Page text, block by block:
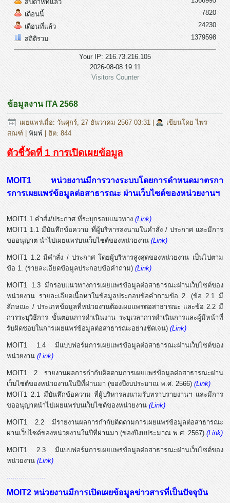
สัปดาห์ที่แล้ว
เดือนนี้
เดือนที่แล้ว
สถิติรวม
7820
24230
1379598
Your IP: 216.73.216.105
2026-08-08 19:11
Visitors Counter
ข้อมูลงาน ITA 2568
เผยแพร่เมื่อ: วันศุกร์, 27 ธันวาคม 2567 03:31 |
เขียนโดย ไพร
สณฑ์ |พิมพ์ | ฮิต: 844
ตัวชี้วัดที่ 1 การเปิดเผยข้อมูล
MOIT1 หน่วยงานมีการวางระบบโดยการดำหนดมาตรกา
รการเผยแพร่ข้อมูลต่อสาธารณะ ผ่านเว็บไซต์ของหน่วยงานฯ
MOIT1 1 คำสั่ง/ประกาศ ที่ระบุกรอบแนวทาง (Link)
MOIT1 1.1 มีบันทึกข้อความ ที่ผู้บริหารลงนามในคำสั่ง / ประกาศ และมีการ
ขออนุญาต นำไปเผยแพร่บนเว็บไซต์ของหน่วยงาน (Link)
MOIT1 1.2 มีคำสั่ง / ประกาศ โดยผู้บริหารสูงสุดของหน่วยงาน เป็นไปตาม
ข้อ 1. (รายละเอียดข้อมูลประกอบข้อคำถาม) (Link)
MOIT1 1.3 มีกรอบแนวทางการเผยแพร่ข้อมูลต่อสาธารณะผ่านเว็บไซต์ของ
หน่วยงาน รายละเอียดเนื้อหาในข้อมูลประกอบข้อคำถามข้อ 2. (ข้อ 2.1 มี
ลักษณะ / ประเภทข้อมูลที่หน่วยงานต้องเผยแพร่ต่อสาธารณะ และข้อ 2.2 มี
การระบุวิธีการ ขั้นตอนการดำเนินงาน ระบุเวลาการดำเนินการและผู้มีหน้าที่
รับผิดชอบในการเผยแพร่ข้อมูลต่อสาธารณะอย่างชัดเจน) (Link)
MOIT1 1.4 มีแบบฟอร์มการเผยแพร่ข้อมูลต่อสาธารณะผ่านเว็บไซต์ของ
หน่วยงาน (Link)
MOIT1 2 รายงานผลการกำกับติดตามการเผยแพร่ข้อมูลต่อสาธารณะผ่าน
เว็บไซต์ของหน่วยงานในปีที่ผ่านมา (ของปีงบประมาณ พ.ศ. 2566) (Link)
MOIT1 2.1 มีบันทึกข้อความ ที่ผู้บริหารลงนามรับทราบรายงานฯ และมีการ
ขออนุญาตนำไปเผยแพร่บนเว็บไซต์ของหน่วยงาน(Link)
MOIT1 2.2 มีรายงานผลการกำกับติดตามการเผยแพร่ข้อมูลต่อสาธารณะ
ผ่านเว็บไซต์ของหน่วยงานในปีที่ผ่านมา (ของปีงบประมาณ พ.ศ. 2567) (Link)
MOIT1 2.3 มีแบบฟอร์มการเผยแพร่ข้อมูลต่อสาธารณะผ่านเว็บไซต์ของ
หน่วยงาน (Link)
...................
MOIT2 หน่วยงานมีการเปิดเผยข้อมูลข่าวสารที่เป็นปัจจุบัน